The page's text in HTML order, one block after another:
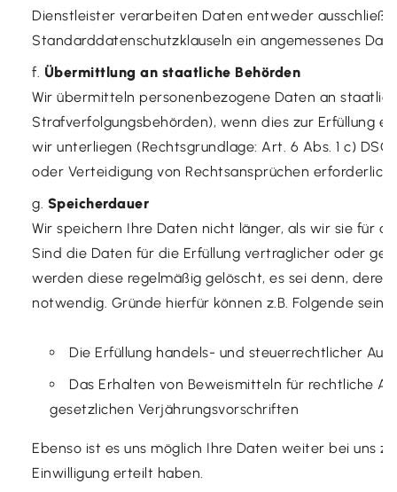
Dienstleister verarbeiten Daten entweder
Standarddatenschutzklauseln ein angemessenes
Übermittlung an staatliche Behörden
Wir übermitteln personenbezogene Daten an
Strafverfolgungsbehörden), wenn dies zur Erfüllung
wir unterliegen (Rechtsgrundlage: Art. 6 Abs. 1 c)
oder Verteidigung von Rechtsansprüchen erforderlich
Speicherdauer
Wir speichern Ihre Daten nicht länger, als wir sie für
Sind die Daten für die Erfüllung vertraglicher oder
werden diese regelmäßig gelöscht, es sei denn,
notwendig. Gründe hierfür können z.B. Folgende sein:
Die Erfüllung handels- und steuerrechtlicher
Das Erhalten von Beweismitteln für rechtliche
gesetzlichen Verjährungsvorschriften
Ebenso ist es uns möglich Ihre Daten weiter bei uns
Einwilligung erteilt haben.